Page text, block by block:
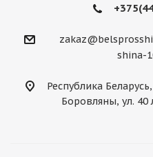
shina-
Республика
Боровляны, ул. 40